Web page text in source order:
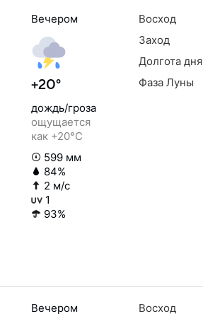
Вечером
+20°
дождь/гроза
ощущается
как +20°C
599 мм
84%
2 м/с
1
93%
Восход
Заход
Долгота дня
Фаза Луны
Вечером Восход